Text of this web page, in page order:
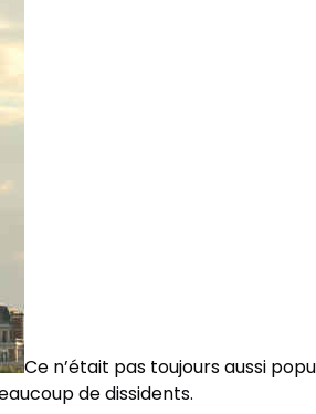
Ce n’était pas toujours aussi
de dissidents.